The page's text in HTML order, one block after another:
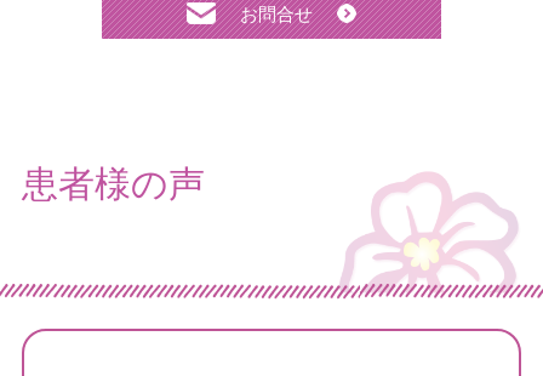
お問合せ
診療メニュー・料金
求人について
ブログ
患者様の声
患者様の声